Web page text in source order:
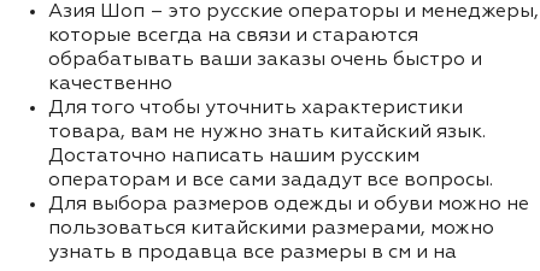
Азия Шоп – это русские операторы и менеджеры,
которые всегда на связи и стараются
обрабатывать ваши заказы очень быстро и
качественно
Для того чтобы уточнить характеристики
товара, вам не нужно знать китайский язык.
Достаточно написать нашим русским
операторам и все сами зададут все вопросы.
Для выбора размеров одежды и обуви можно не
пользоваться китайскими размерами, можно
узнать в продавца все размеры в см и на